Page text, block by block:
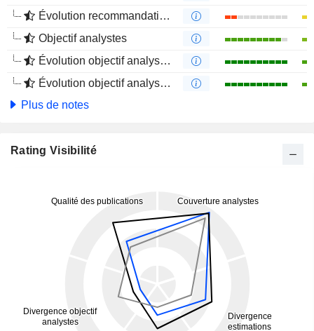
Évolution recommandations analystes 4 mois
Objectif analystes
Évolution objectif analystes 1 an
Évolution objectif analystes 4 mois
Plus de notes
Rating Visibilité